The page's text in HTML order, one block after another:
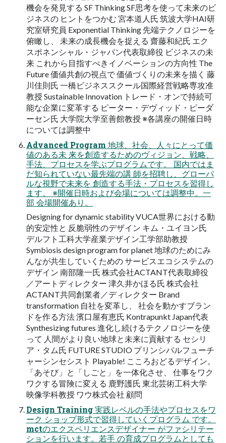
機会を発⾒する SF Thinking SF思考を使って未来のビ
ジネスの ヒントをつかむ 宮本道⼈⽒ 筑波⼤学HAI研
究室研究員 Exponential Thinking 先端テクノロジーを
俯瞰し、 未来の成⻑機会を捉える 齋藤和紀⽒ エク
スポネンシャル・ジャパン代表取締役 ビジネスの未
来 これから⽬指すべきイノベーションの⽅向性 The
Future 価値共創の視点で 価値づくりの未来を描く 藤
川佳則⽒ ⼀橋ビジネススクール国際経営戦略専攻准
教授 Sustainable Innovation トレード・オンで持続可
能な企業に変⾰する ピーター・デヴィッド・ピーダ
ーセン⽒ ⼤学院⼤学⾄善館教授 ※各講座の開催⽇時
については調整中
Advanced Program 地球、社会、⼈々にとって価
値のある未 来を創造するためのヴィジョン、戦略、
⼿法、プロセスを学ぶプログラムです。 国内ではま
だ知られていない最先端の講 師を招聘し、グローバ
ルな視野で未来を 創造する⼿法・プロセスを習得し
ます。 ※開催⽇時および会場については調整中。⼀
部 会場開催あり。
Designing for dynamic stability VUCA世界における動
的安定性と 反脆弱性のデザイン キム・ユイヨン⽒
デルフト⼯科⼤学産業デザイン⼯学部助教授
Symbiosis design program for planet 地球のためにみ
んなが共⽣していくための サービスエコシステムの
デザイン 南部隆⼀⽒ 株式会社ACTANT代表取締役
／アートディレクター 津久井かほる⽒ 株式会社
ACTANT共同創業者／ディレクター Brand
transformation ⾃社を変⾰し、 社会を動かすブラン
ドを作る⽅法 濱⼝屋有恵⽒ Kontrapunkt Japan代表
Synthesizing futures 進化し続けるテクノロジーを使
って ⼈間がより良い地球と未来に貢献する セシリ
ア・タム⽒ FUTURE STUDIO プリンシパルフューチ
ャーシンセシスト Playable! こころおどるデザイン。
「あそび」と「しごと」を⼀体化させ、 仕事をワク
ワクする冒険に変える ⿅野護⽒ 東北芸術⼯科⼤学
映像学科教授 ワウ株式会社 顧問
Design Training 実践レベルの⼿法やプロセスをワ
ーク ショップ形式で習得していくプログラム です。
mctのエクスペリエンスデザイナー がファシリテー
ションを⾏います。若⼿ の育成プログラムとしても